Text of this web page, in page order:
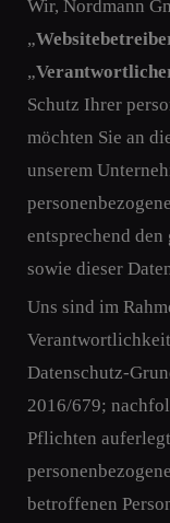
Wir, Nordmann
„
„
Schutz Ihrer
möchten Sie an
unserem
entsprechend
sowie dieser
Uns sind im
Datenschutz-
2016/679;
Pflichten
betroffenen